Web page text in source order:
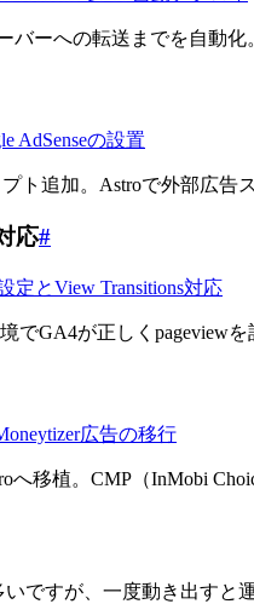
バーへの転送までを自動
AdSenseの設置
ト追加。Astroで外部広告
応#
定とView Transitions対応
でGA4が正しくpageview
広告の移行
へ移植。CMP（InMobi
ですが、一度動き出すと